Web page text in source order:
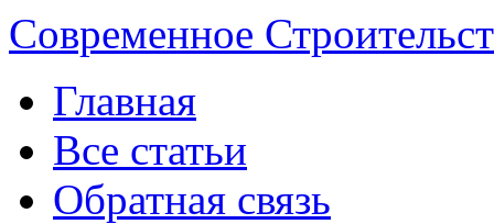
Современное
Главная
Все статьи
Обратная связь